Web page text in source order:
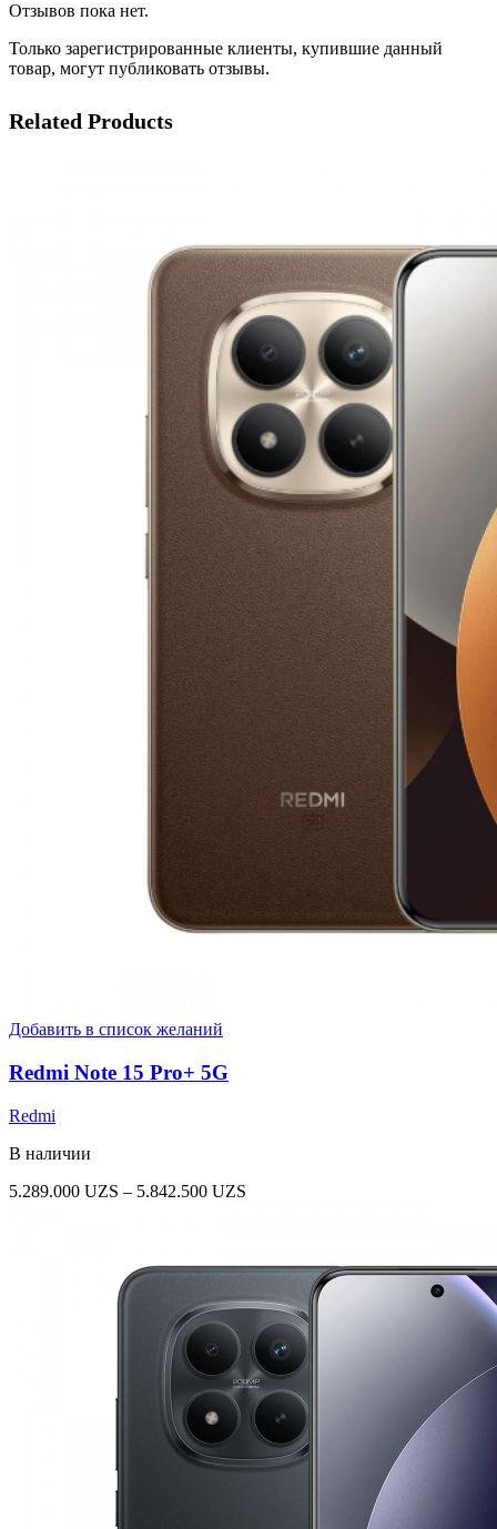
Отзывов пока нет.
Только зарегистрированные клиенты, купившие данный
товар, могут публиковать отзывы.
Related Products
Добавить в список желаний
Redmi Note 15 Pro+ 5G
Redmi
В наличии
5.289.000 UZS – 5.842.500 UZS
5.842.500 UZS